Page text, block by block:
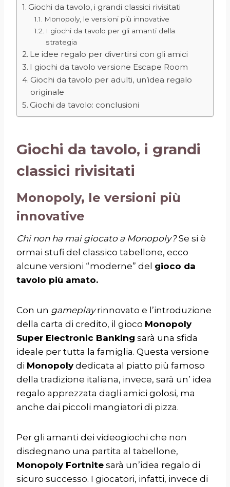
Giochi da tavolo, i grandi classici rivisitati
Monopoly, le versioni più innovative
I giochi da tavolo per gli amanti della
strategia
Le idee regalo per divertirsi con gli amici
I giochi da tavolo versione Escape Room
Giochi da tavolo per adulti, un’idea regalo
originale
Giochi da tavolo: conclusioni
Giochi da tavolo, i grandi
classici rivisitati
Monopoly, le versioni più
innovative
Chi non ha mai giocato a Monopoly?Se si è
ormai stufi del classico tabellone, ecco
alcune versioni “moderne” del gioco da
tavolo più amato.
Con un gameplayrinnovato e l’introduzione
della carta di credito, il gioco Monopoly
Super Electronic Banking sarà una sfida
ideale per tutta la famiglia. Questa versione
di Monopolydedicata al piatto più famoso
della tradizione italiana, invece, sarà un’ idea
regalo apprezzata dagli amici golosi, ma
anche dai piccoli mangiatori di pizza.
Per gli amanti dei videogiochi che non
disdegnano una partita al tabellone,
Monopoly Fortnite sarà un’idea regalo di
sicuro successo. I giocatori, infatti, invece di